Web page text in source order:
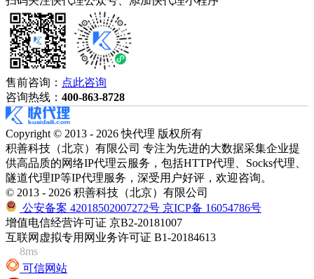
售前咨询： 点此咨询
咨询热线： 400-863-8728
Copyright © 2013 - 2026 快代理 版权所有
积善科技（北京）有限公司 专注为先进的大数据采集企业提
供高品质的网络IP代理云服务，包括HTTP代理、Socks代理、
隧道代理IP等IP代理服务，深受用户好评，欢迎咨询。
© 2013 - 2026 积善科技（北京）有限公司
公安备案 42018502007272号 京ICP备 16054786号
增值电信经营许可证 京B2-20181007
互联网虚拟专用网业务许可证 B1-20184613
8ms
可信网站